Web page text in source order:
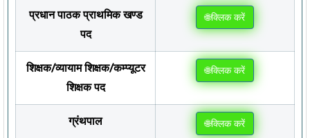
प्रधान पाठक प्राथमिक खण्ड
पद
🌐क्लिक करें
शिक्षक/व्यायाम शिक्षक/कम्प्यूटर
शिक्षक पद
🌐क्लिक करें
ग्रंथपाल 🌐क्लिक करें